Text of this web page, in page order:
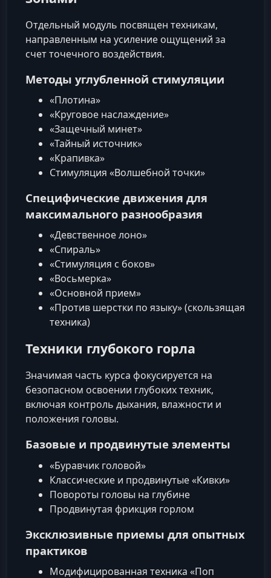
Отдельный модуль посвящен техникам,
направленным на усиление ощущений за
счет точечного воздействия.
Методы углубленной стимуляции
«Плотина»
«Круговое наслаждение»
«Защечный минет»
«Тайный источник»
«Крапивка»
Стимуляция «Волшебной точки»
Специфические движения для
максимального разнообразия
«Девственное лоно»
«Спираль»
«Стимуляция с боков»
«Восьмерка»
«Основной прием»
«Против шерстки по языку» (скользящая
техника)
Техники глубокого горла
Значимая часть курса фокусируется на
безопасном освоении глубоких техник,
включая контроль дыхания, влажности и
положения головы.
Базовые и продвинутые элементы
«Буравчик головой»
Классические и продвинутые «Кивки»
Повороты головы на глубине
Продвинутая фрикция горлом
Эксклюзивные приемы для опытных
практиков
Модифицированная техника «Поп